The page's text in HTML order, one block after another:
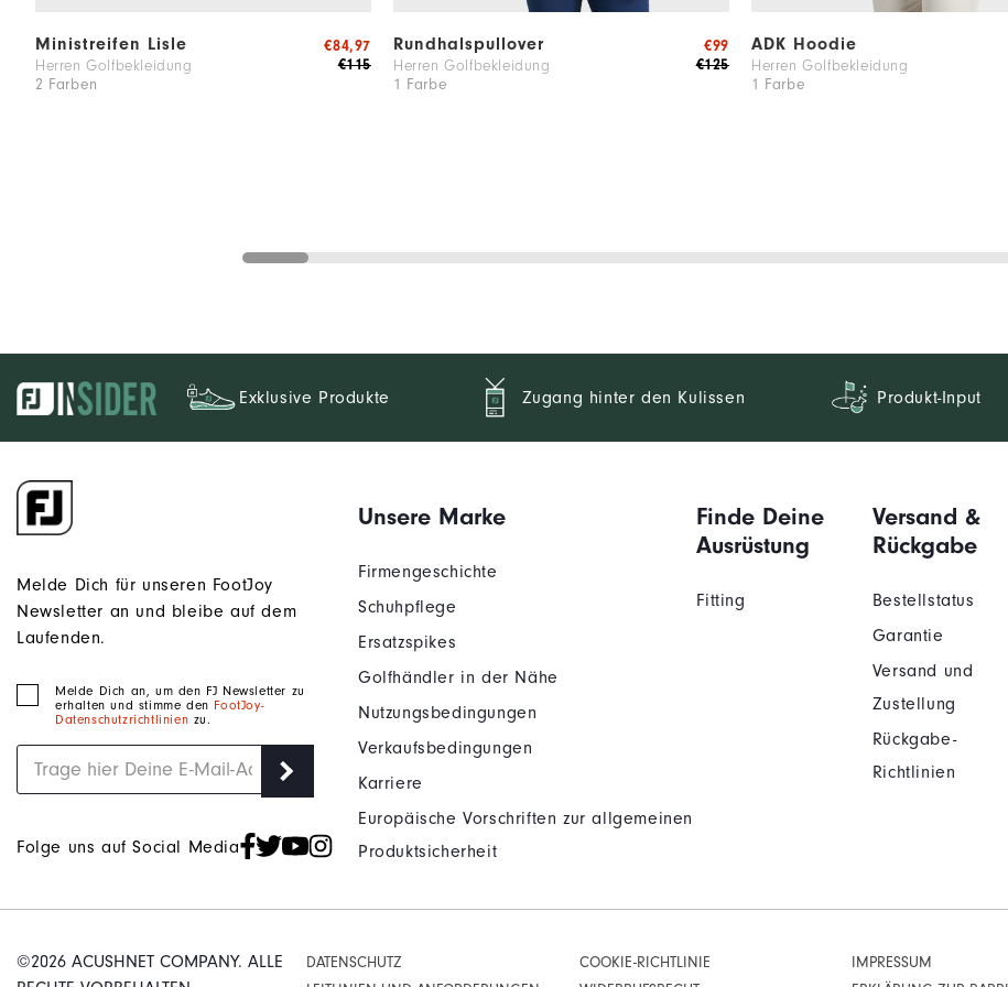
Ministreifen Lisle
Herren Golfbekleidung
2 Farben
€115
€84,97 Rundhalspullover
Herren Golfbekleidung
1 Farbe
€125
€99 ADK Hoodie
Herren Golfbekleidung
1 Farbe
Exklusive Produkte Zugang hinter den Kulissen Produkt-Input
Melde Dich für unseren FootJoy
Newsletter an und bleibe auf dem
Laufenden.
Melde Dich an, um den FJ Newsletter zu
erhalten und stimme den FootJoy-
Datenschutzrichtlinien zu.
Folge uns auf Social Media
Unsere Marke
Firmengeschichte
Schuhpflege
Ersatzspikes
Golfhändler in der Nähe
Nutzungsbedingungen
Verkaufsbedingungen
Karriere
Europäische Vorschriften zur allgemeinen
Produktsicherheit
Finde Deine
Ausrüstung
Fitting
Versand &
Rückgabe
Bestellstatus
Garantie
Versand und
Zustellung
Rückgabe-
Richtlinien
©2026 ACUSHNET COMPANY. ALLE
DATENSCHUTZ COOKIE-RICHTLINIE IMPRESSUM